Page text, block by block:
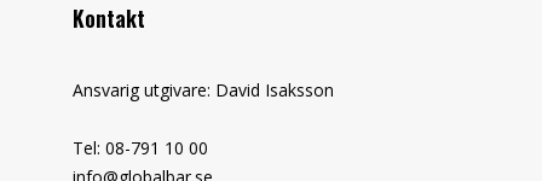
Kontakt
Ansvarig utgivare: David Isaksson
Tel: 08-791 10 00
info@globalbar.se